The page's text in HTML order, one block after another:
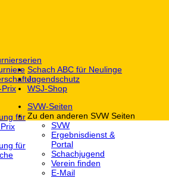
für
für
Schach ABC für Neulinge
Jugendschutz
WSJ-Shop
SVW-Seiten
Zu den anderen SVW Seiten
SVW
Ergebnisdienst &
Portal
Schachjugend
Verein finden
E-Mail